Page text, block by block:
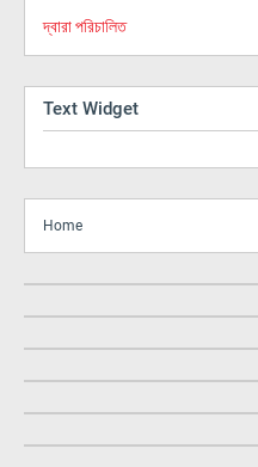
দ্বারা পরিচালিত
Text Widget
Home